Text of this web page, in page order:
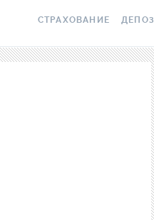
СТРАХОВАНИЕ
СТРАХОВАНИЕ ЖИЛЬЯ
МЕДСТРАХОВКА
ВСЕ
БОНУС